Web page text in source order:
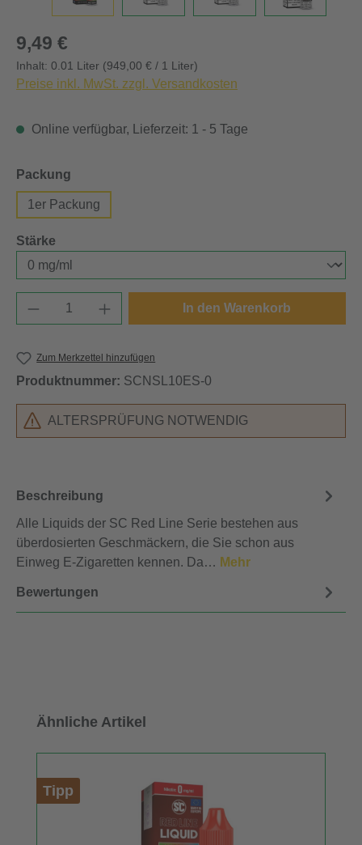
Regulärer Preis:
9,49 €
Inhalt: 0.01 Liter (949,00 € / 1 Liter)
Preise inkl. MwSt. zzgl. Versandkosten
Online verfügbar, Lieferzeit: 1 - 5 Tage
Packung
1er Packung
Stärke
Produkt Anzahl: Gib den gewünschten
In den Warenkorb
Zum Merkzettel hinzufügen
Produktnummer: SCNSL10ES-0
ALTERSPRÜFUNG NOTWENDIG
Beschreibung
Alle Liquids der SC Red Line Serie bestehen aus
überdosierten Geschmäckern, die Sie schon aus
Einweg E-Zigaretten kennen. Da… Mehr
Bewertungen
Produktgalerie überspringen
Ähnliche Artikel
Tipp